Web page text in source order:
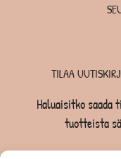
TILAA
Haluaisitko
tuotteista